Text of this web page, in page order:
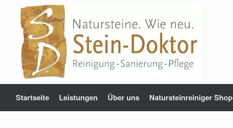
springen
Startseite Leistungen Über uns Natursteinreiniger Shop